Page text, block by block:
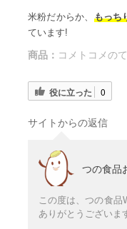
米粉だからか、 もっち
ています!
商品： コメトコメの
役に立った 0
サイトからの返信
つの食品
この度は、つの食品
ありがとうございま